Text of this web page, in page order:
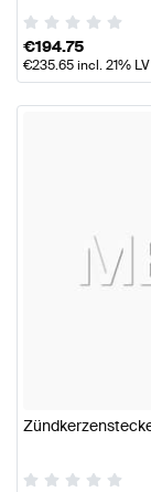
€194.75
€235.65incl. 21%